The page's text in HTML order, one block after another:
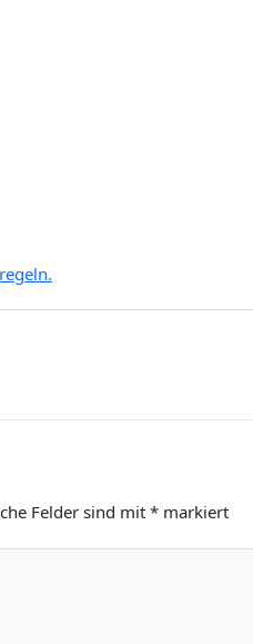
Felder sind mit* markiert